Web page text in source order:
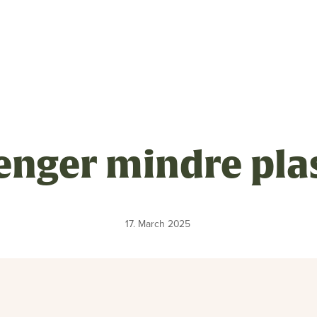
mindre
17. March 2025